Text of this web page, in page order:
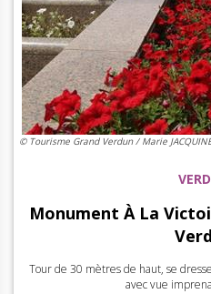
© Tourisme Grand Verdun / Marie
Monument À La
Tour de 30 mètres de haut, se
avec vue